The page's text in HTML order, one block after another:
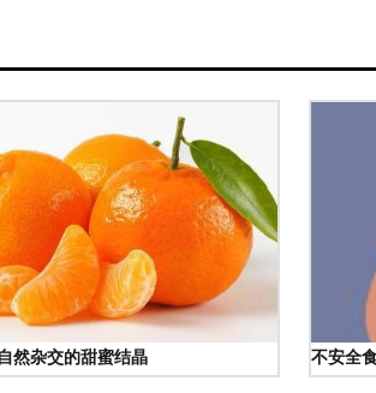
然杂交的甜蜜结晶 不安全